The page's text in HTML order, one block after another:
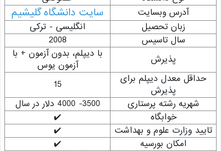
آدرس وبسایت
سایت دانشگاه گلیشیم
زبان تحصیل
انگلیسی - ترکی
سال تاسیس
2008
پذیرش
با دیپلم، بدون آزمون + با
آزمون یوس
معدل دیپلم برای
پذیرش
شهریه رشته پرستاری
3500- 4000 دلار در سال
خوابگاه
وزارت علوم و بهداشت
امکان بورسیه